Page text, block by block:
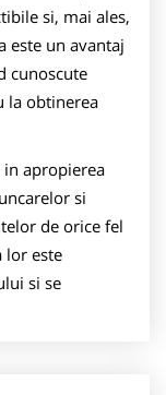
si, mai ales,
este un avantaj
cunoscute
la obtinerea
in apropierea
si
de orice fel
lor este
si se